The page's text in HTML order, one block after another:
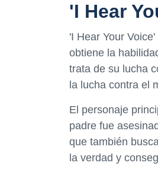
'I Hear
'I Hear Your
obtiene la
trata de su lucha
la lucha contra el
El personaje
padre fue
que también
la verdad y